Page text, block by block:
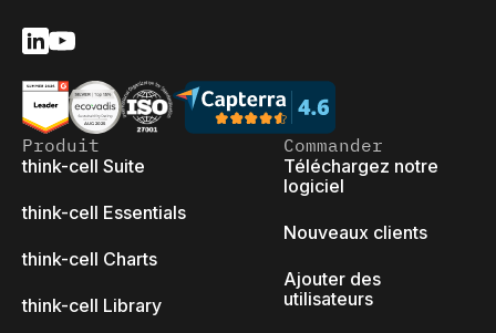
Produit
think-cell Suite
think-cell Essentials
think-cell Charts
think-cell Library
Commander
Téléchargez notre
logiciel
Nouveaux clients
Ajouter des
utilisateurs